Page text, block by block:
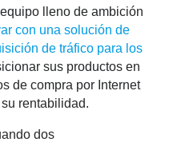
lleno de ambición
con una solución de
de tráfico para los
sus productos en
de compra por Internet
rentabilidad.
dos